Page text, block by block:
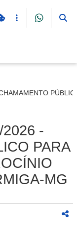
2026 -
PARA
MG